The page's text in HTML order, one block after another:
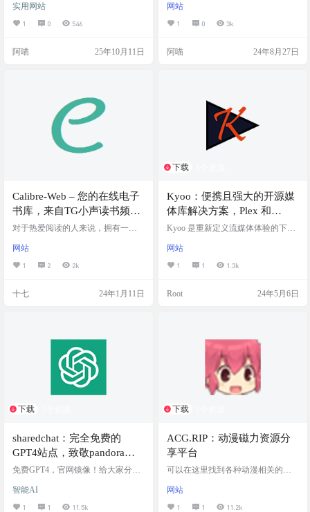
工具。可用于写报告、设计等，输
入网页链接可直接下载网站图标。
支持 iOS、Android、Web 应用图
清无水印。 网站截图 网站链接
实用网站
1 0 546
阿喵 25年10月11日
PPT与JSON格式的互转，并提供在
线编辑和模板功能。这个生成效果
超级好，阿喵强烈推荐试试 网站简
成了人工智能技术的在线平台，它
成的便捷，并通过GitHub获取项目
网站
1 0 3k
阿喵 24年8月27日
Calibre-Web – 您的在线电子
书库，来自TG小声读书频
道，低调使用
对于热爱阅读的人来说，拥有一个
福音。 TG小声读书频道搭建了一个
阅读书库网站Calibre-Web ，每周一
书，分享一些好的书籍供大家阅
特色 提供在线阅读 支持电子书下载
网站
1 2 2k
十七 24年1月11日
下载
Kyoo：便携且强大的开源媒
体库解决方案，Plex 和
Jellyfin 的强大替代品
Kyoo 是重新定义流媒体体验的下一
n 的强大替代品。一个开源媒体库管
理系统，可以组织和管理各类的媒
体文件，如电影、电视剧、音乐
史、智能元数据检索、跨平台访
PP。 软件截图 项目地址 演示站：htt
ps://kyoo.zori…
网站
1 1 1.3k
Root 24年5月6日
下载
sharedchat：完全免费的
GPT4站点，致敬pandora！
支持自行部署
免费GPT4，官网镜像！给大家分享
可以用致敬pandora！潘多拉秦始皇
的项目已经无法使用了，之前阿喵
智能AI
1 1 11.5k
下载
ACG.RIP：动漫磁力资源分
享平台
可以在这里找到各种动漫相关的资
源。 一个挺老的网站了，资源非常
多，需要自备网络环境。与动漫花
网站
1 1 11.2k